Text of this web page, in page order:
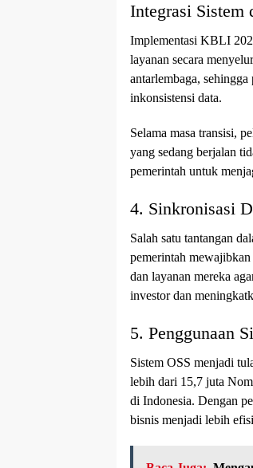
Integrasi Sistem
Implementasi KBLI
layanan secara
antarlembaga,
inkonsistensi data.
Selama masa transisi,
yang sedang berjalan
pemerintah untuk
4. Sinkronisasi
Salah satu tantangan
pemerintah mewajibkan
dan layanan mereka
investor dan
5. Penggunaan
Sistem OSS menjadi
lebih dari 15,7 juta
di Indonesia. Dengan
bisnis menjadi lebih